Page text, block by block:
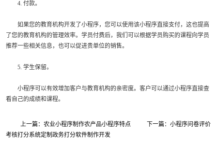
4. 付款。
如果您的教育机构开发了小程序，您可以使用该小程序直接支付，这也提高
了您的教育机构的管理效率。学员付费后，我们可以根据学员购买的课程向学员
推荐一些相关信息，也可以促进贵单位的销售。
5. 学生保留。
小程序可以有效增加客户与教育机构的亲密度。客户可以通过小程序直接查
看自己的成绩和课程。
上一篇：农业小程序制作农产品小程序特点
下一篇：小程序问卷评价
考核打分系统定制政务打分软件制作开发